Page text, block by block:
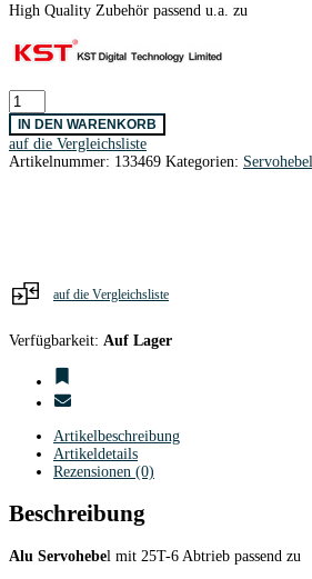
High Quality Zubehör passend u.a. zu
Servohebel
KST
25T-
6
/
Alu
purpur
IN DEN WARENKORB
auf die Vergleichsliste
Artikelnummer: 133469 Kategorien: Servohebel
auf die Vergleichsliste
Verfügbarkeit: Auf Lager
Artikelbeschreibung
Artikeldetails
Rezensionen (0)
Beschreibung
Alu Servohebel mit 25T-6 Abtrieb passend zu